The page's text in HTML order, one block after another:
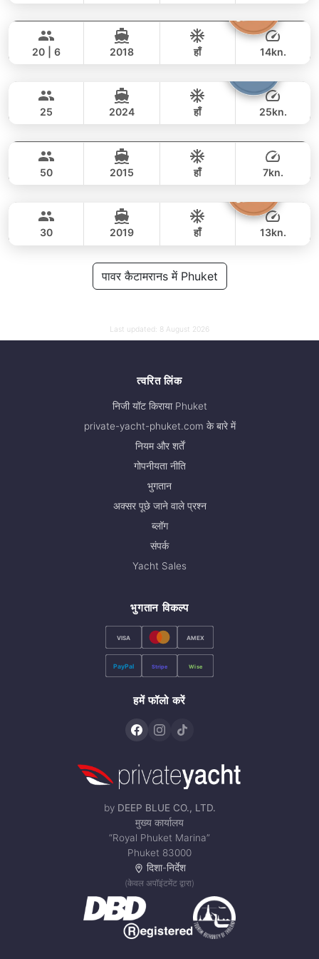
53,000 THB
38,800 THB
LEOPARD 43FT
117,000 THB
97,700 THB
20 | 6 2018 हाँ 14kn.
STEALTH - ASIA CATAMARANS 45FT
65,000 THB
49,400 THB
25 2024 हाँ 25kn.
CUSTOM BUILD 46FT
68,000 THB
47,100 THB
50 2015 हाँ 7kn.
STEALTH - ASIA CATAMARANS 47FT
30 2019 हाँ 13kn.
पावर कैटामरानs में Phuket
Last updated: 8 August 2026
त्वरित लिंक
निजी यॉट किराया Phuket
private-yacht-phuket.com के बारे में
नियम और शर्तें
गोपनीयता नीति
भुगतान
अक्सर पूछे जाने वाले प्रश्न
ब्लॉग
संपर्क
Yacht Sales
भुगतान विकल्प
VISA AMEX
PayPal Stripe Wise
हमें फॉलो करें
by DEEP BLUE CO., LTD.
मुख्य कार्यालय
“Royal Phuket Marina”
Phuket 83000
दिशा-निर्देश
(केवल अपॉइंटमेंट द्वारा)